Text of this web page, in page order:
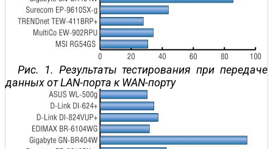
Рис. 1. Результаты тестирования при передаче
данных от LAN-порта к WAN-порту